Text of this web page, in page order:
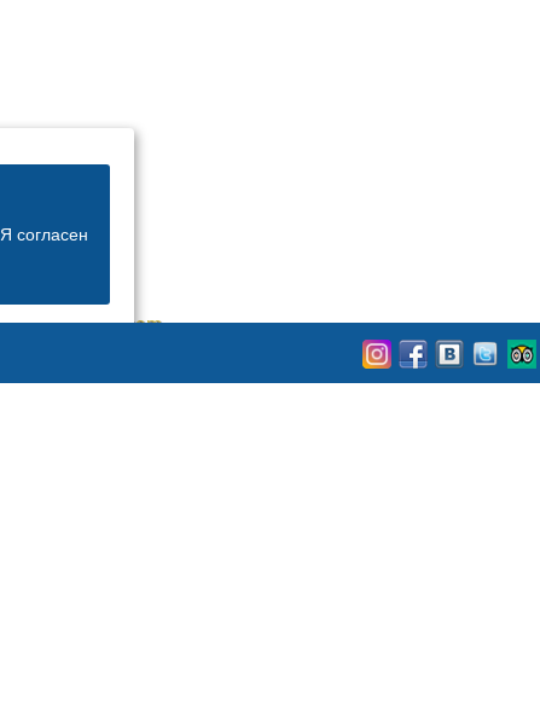
Я согласен